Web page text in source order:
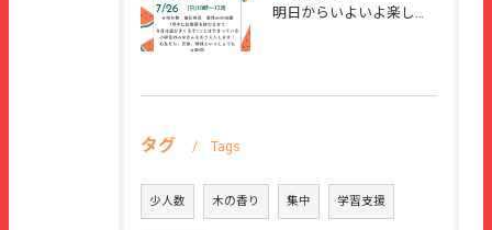
明日からいよいよ楽しい夏休みが始まりますね🌻
タグ Tags
少人数 木の香り 集中 学習支援